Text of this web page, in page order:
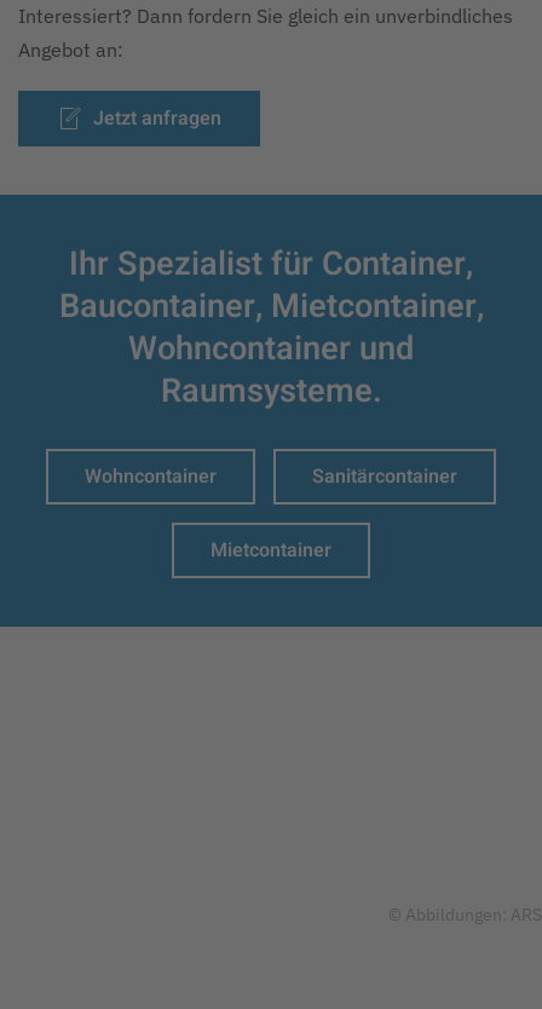
Interessiert? Dann fordern Sie gleich ein unverbindliches
Angebot an:
Jetzt anfragen
Ihr Spezialist für Container,
Baucontainer, Mietcontainer,
Wohncontainer und
Raumsysteme.
Wohncontainer Sanitärcontainer
Mietcontainer
© Abbildungen: ARS